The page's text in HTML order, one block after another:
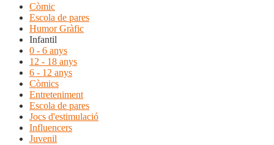
Còmic
Escola de pares
Humor Gràfic
Infantil
0 - 6 anys
12 - 18 anys
6 - 12 anys
Còmics
Entreteniment
Escola de pares
Jocs d'estimulació
Influencers
Juvenil